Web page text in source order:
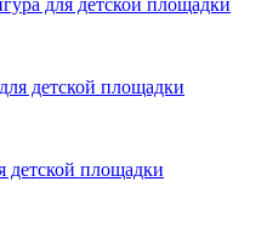
для детской площадки
детской площадки
детской площадки